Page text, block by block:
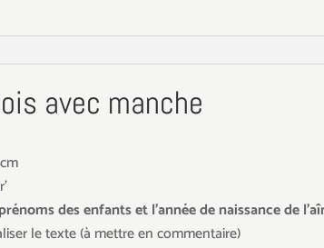
avec manche
des enfants et l'année de naissance de
le texte (à mettre en commentaire)